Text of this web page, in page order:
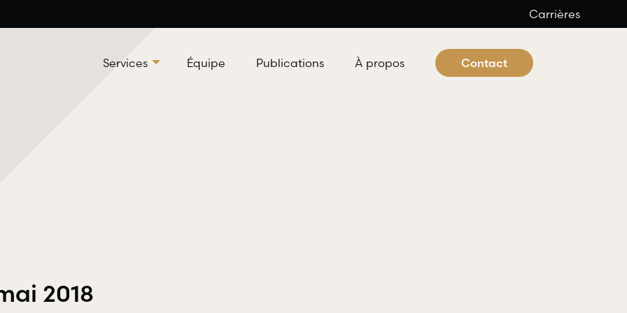
Carrières
Services Équipe Publications À propos Contact
Avocats offre tous les services
2018